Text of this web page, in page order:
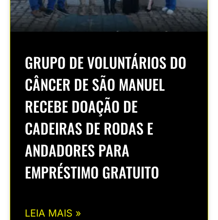
GRUPO DE VOLUNTÁRIOS DO
CÂNCER DE SÃO MANUEL
RECEBE DOAÇÃO DE
CADEIRAS DE RODAS E
ANDADORES PARA
EMPRÉSTIMO GRATUITO
LEIA MAIS »